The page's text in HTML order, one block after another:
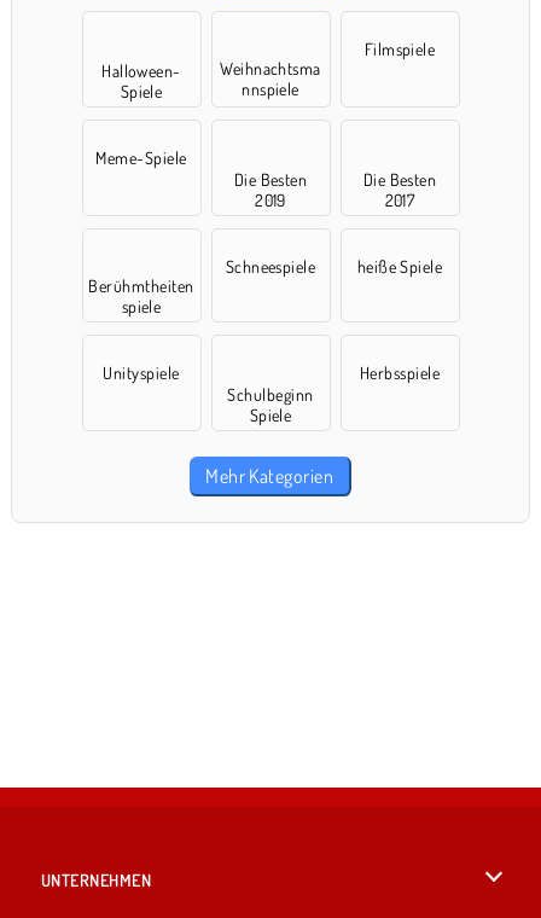
Halloween-
Spiele
Weihnachtsma
nnspiele
Filmspiele
Meme-Spiele
Die Besten
2019
Die Besten
2017
Berühmtheiten
spiele
Schneespiele heiße Spiele
Unityspiele
Schulbeginn
Spiele
Herbsspiele
Mehr Kategorien
UNTERNEHMEN